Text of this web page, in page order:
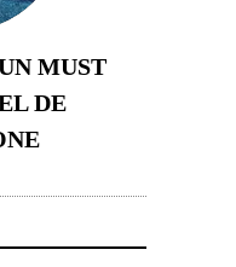
MUST
DE